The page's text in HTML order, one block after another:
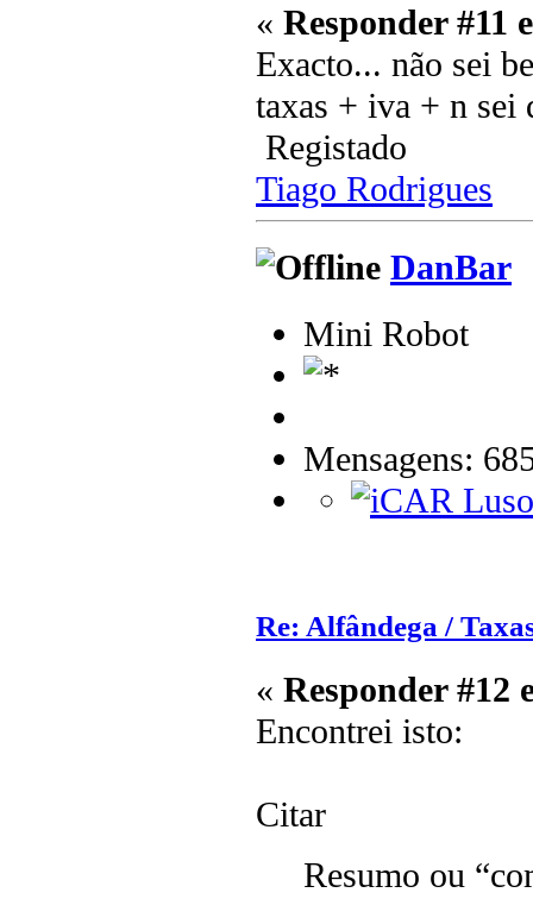
« Responder #11
Exacto... não sei
taxas + iva + n sei
Registado
Tiago Rodrigues
DanBar
Mini Robot
Mensagens:
Re: Alfândega /
« Responder #12
Encontrei isto:
Citar
Resumo ou